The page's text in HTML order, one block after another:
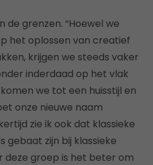
de grenzen. “Hoewel we
het oplossen van creatief
krijgen we steeds vaker
inderdaad op het vlak
we tot een huisstijl en
onze nieuwe naam
zie ik ook dat klassieke
gebaat zijn bij klassieke
deze groep is het beter om